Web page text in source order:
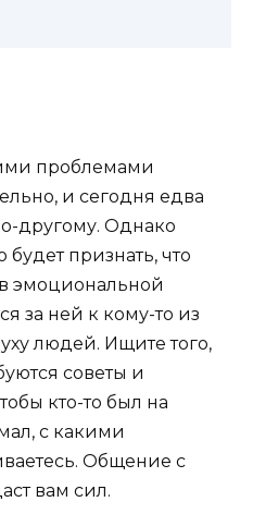
проблемами
и сегодня едва
другому. Однако
признать, что
эмоциональной
за ней к кому-то из
людей. Ищите того,
советы и
кто-то был на
с какими
Общение с
вам сил.